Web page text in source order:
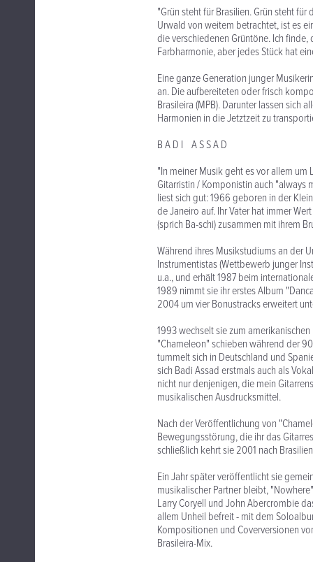
"Grün steht für Brasilien. Grün steht
Urwald von weitem betrachtet, ist es
die verschiedenen Grüntöne. Ich
Farbharmonie, aber jedes Stück hat
Eine ganze Generation junger
an. Die aufbereiteten oder frisch
Brasileira (MPB). Darunter lassen sich
Harmonien in die Jetztzeit zu
B A D I A S S A D
"In meiner Musik geht es vor allem
Gitarristin / Komponistin auch "always
liest sich gut: 1966 geboren in der
de Janeiro auf. Ihr Vater hat immer
(sprich Ba-schi) zusammen mit ihrem
Während ihres Musikstudiums an der
Instrumentistas (Wettbewerb junger
u.a., und erhält 1987 beim
1989 nimmt sie ihr erstes Album
2004 um vier Bonustracks erweitert
1993 wechselt sie zum
"Chameleon" schieben während der
tummelt sich in Deutschland und
sich Badi Assad erstmals auch als
nicht nur denjenigen, die mein
musikalischen Ausdrucksmittel.
Nach der Veröffentlichung von
Bewegungsstörung, die ihr das
schließlich kehrt sie 2001 nach
Ein Jahr später veröffentlicht sie
musikalischer Partner bleibt,
Larry Coryell und John Abercrombie
allem Unheil befreit - mit dem
Kompositionen und Coverversionen
Brasileira-Mix.